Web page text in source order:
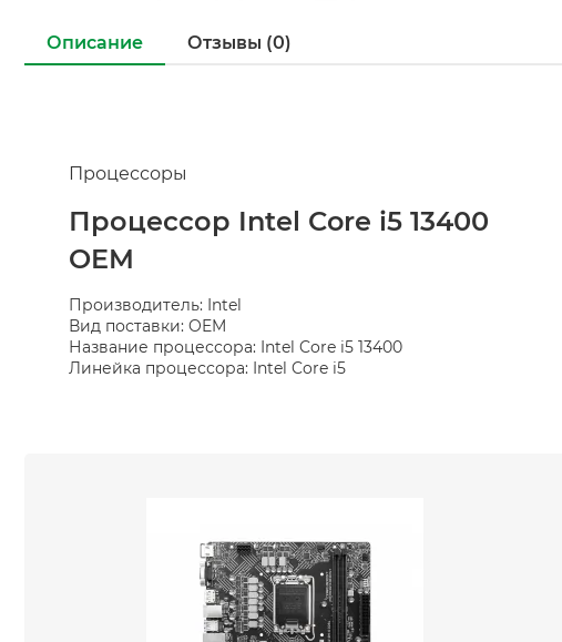
Описание Отзывы (0)
Процессоры
Процессор Intel Core i5 13400
OEM
Производитель: Intel
Вид поставки: OEM
Название процессора: Intel Core i5 13400
Линейка процессора: Intel Core i5